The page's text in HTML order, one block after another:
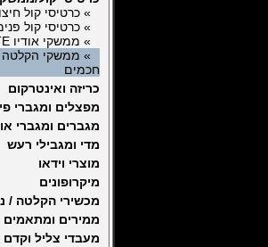
» כרטיסי קול
» כרטיסי קול
» ממשקי אודיו DANTE
» ממשקי הקלטה
חכמים
כריזה ואינטרקום
מפצלים ומגברי
מגברים ומגברי
מדי ומגבילי רעש
מוצרי וידאו
מיקרופונים
מכשירי הקלטה /
ממירים ומתאמים
מעבדי צליל